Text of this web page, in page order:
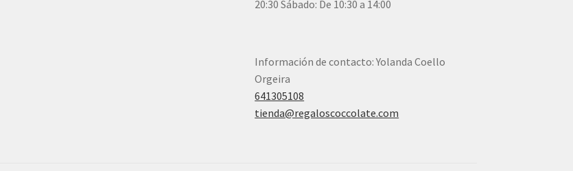
20:30 Sábado: De 10:30 a 14:00
Información de contacto: Yolanda Coello
Orgeira
641305108
tienda@regaloscoccolate.com